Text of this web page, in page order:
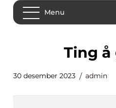
Menu
ting
30 desember 2023 admin